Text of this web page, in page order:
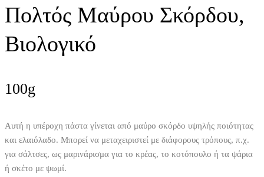
Πολτός Μαύρου Σκόρδου,
Βιολογικό
100g
Αυτή η υπέροχη πάστα γίνεται από μαύρο σκόρδο υψηλής ποιότητας
και ελαιόλαδο. Μπορεί να μεταχειριστεί με διάφορους τρόπους, π.χ.
για σάλτσες, ως μαρινάρισμα για το κρέας, το κοτόπουλο ή τα ψάρια
ή σκέτο με ψωμί.